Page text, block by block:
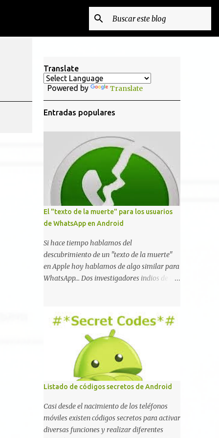
Translate
Powered by Translate
Entradas populares
El "texto de la muerte" para los usuarios
de WhatsApp en Android
Si hace tiempo hablamos del
descubrimiento de un "texto de la muerte"
en Apple hoy hablamos de algo similar para
WhatsApp... Dos investigadores indios de tan
que la aplicación se detenga por completo al
intentar leer un sólo mensaje de 2000
caracteres especiales y tan sólo 2 KB de
tamaño. La vulnerabilidad ha sido probada
y funciona correctamente en la mayoría de
las versiones de Android y de WhatsApp
incluyendo la 2.11.431 y 2.11.432. Sin embargo
no parece ser vulnerable. Esto podría
provocar que se extienda como una pesada
broma la moda de bloquear WhatsApp a
Listado de códigos secretos de Android
Casi desde el nacimiento de los teléfonos
móviles existen códigos secretos para activar
diversas funciones y realizar diferentes